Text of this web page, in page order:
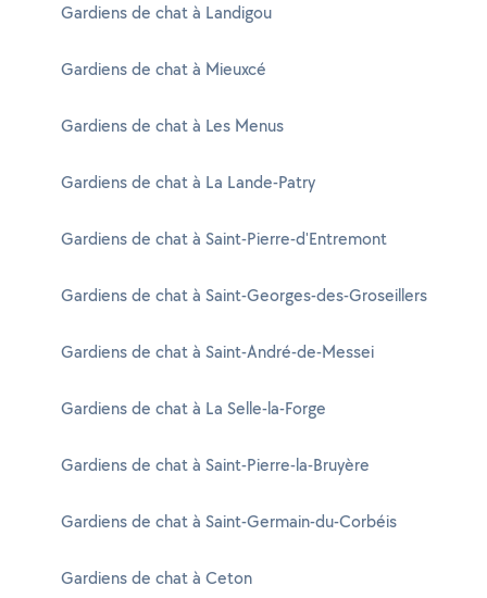
Gardiens de chat à Landigou
Gardiens de chat à Mieuxcé
Gardiens de chat à Les Menus
Gardiens de chat à La Lande-Patry
Gardiens de chat à Saint-Pierre-d'Entremont
Gardiens de chat à Saint-Georges-des-Groseillers
Gardiens de chat à Saint-André-de-Messei
Gardiens de chat à La Selle-la-Forge
Gardiens de chat à Saint-Pierre-la-Bruyère
Gardiens de chat à Saint-Germain-du-Corbéis
Gardiens de chat à Ceton